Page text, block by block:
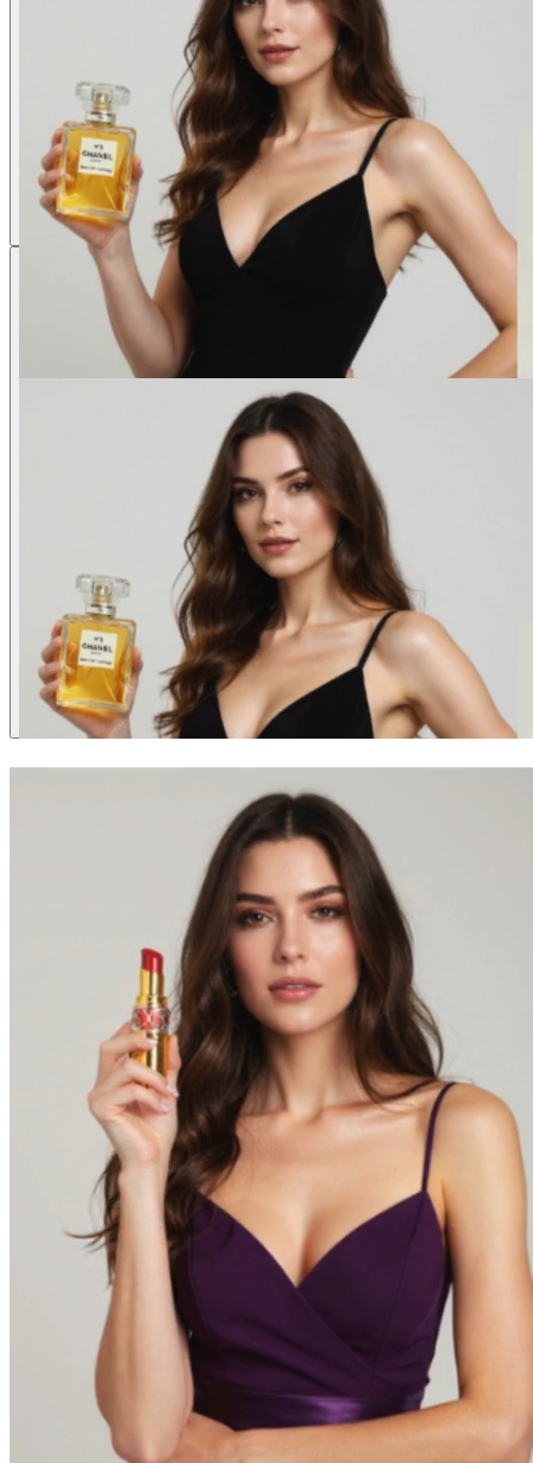
Haz clic en generar y observa la tecnología Kling AI trabajar. El
otros. Descarga contenido profesional en formato
Características Avanzadas para Creación
Profesional
Explora capacidades que hacen esta plataforma ideal para creadores.
Desde conversión imagen-a-video hasta control avanzado de
cámara, estas características entregan resultados profesionales con